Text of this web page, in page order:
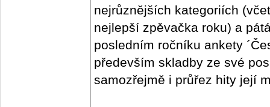
nejrůznějších kategoriích
nejlepší zpěvačka roku) a
posledním ročníku ankety
především skladby ze své
samozřejmě i průřez hity její